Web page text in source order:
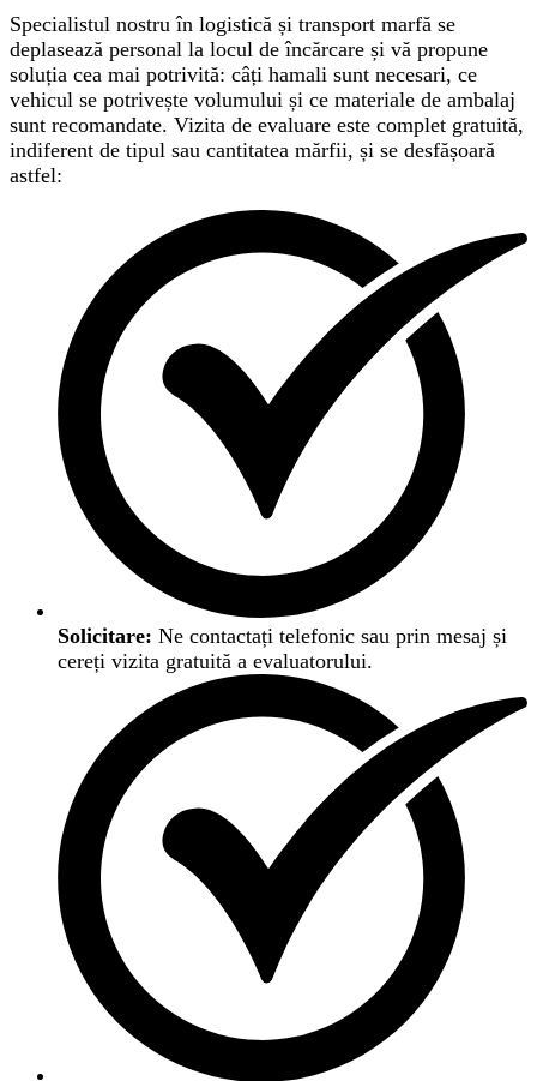
Specialistul nostru în logistică și transport marfă se
deplasează personal la locul de încărcare și vă propune
soluția cea mai potrivită: câți hamali sunt necesari, ce
vehicul se potrivește volumului și ce materiale de ambalaj
sunt recomandate. Vizita de evaluare este complet gratuită,
indiferent de tipul sau cantitatea mărfii, și se desfășoară
astfel:
Solicitare: Ne contactați telefonic sau prin mesaj și
cereți vizita gratuită a evaluatorului.